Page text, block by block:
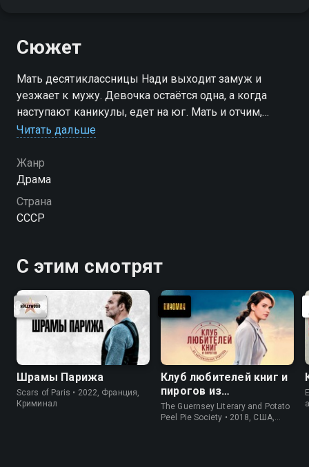
Сюжет
Мать десятиклассницы Нади выходит замуж и
уезжает к мужу. Девочка остаётся одна, а когда
наступают каникулы, едет на юг. Мать и отчим,
разыскав её на курорте, пытаются уговорить её
Читать дальше
Жанр
Драма
Страна
СССР
С этим смотрят
Шрамы Парижа
Scars of Paris • 2022, Франция,
Криминал
Клуб любителей книг и
пирогов из
картофельных
очистков
The Guernsey Literary and Potato
Peel Pie Society • 2018, США,